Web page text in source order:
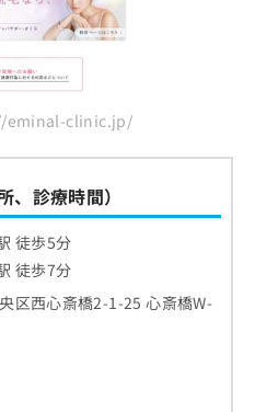
eminal-clinic.jp/
、診療時間）
徒歩5分
徒歩7分
区西心斎橋2-1-25 心斎橋W-